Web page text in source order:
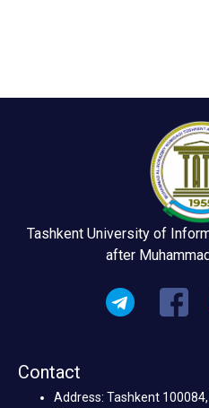
Tashkent University of
after
Contact
Address: Tashkent